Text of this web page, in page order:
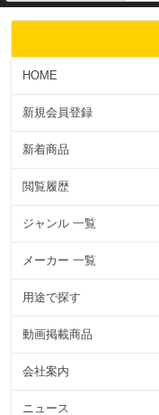
HOME
新規会員登録
新着商品
閲覧履歴
ジャンル 一覧
メーカー 一覧
用途で探す
動画掲載商品
会社案内
ニュース